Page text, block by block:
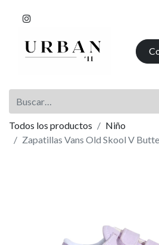
Todos los productos
Niño
Zapatillas Vans Old Skool V